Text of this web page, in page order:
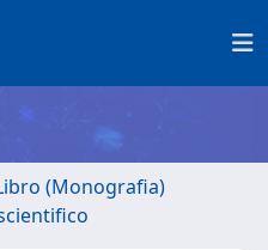
(Monografia)